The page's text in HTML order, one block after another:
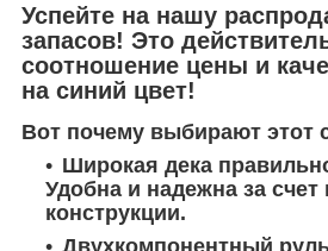
Успейте на нашу
запасов! Это
соотношение цены и
на синий цвет!
Вот почему выбирают этот
Широкая дека
Удобна и надежна за счет
конструкции.